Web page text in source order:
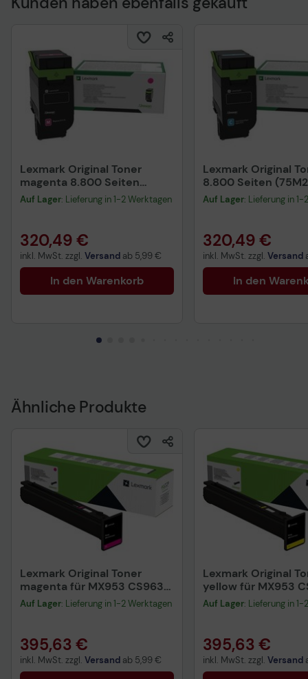
Lexmark Original Toner
magenta 8.800 Seiten
(75M2HM0) für CX532adwe
Auf Lager: Lieferung in 1-2 Werktagen
320,49 €
inkl. MwSt. zzgl. Versand ab 5,99 €
In den Warenkorb
Lexmark Original
8.800 Seiten
CX532adwe
Auf Lager: Lieferung in
320,49 €
inkl. MwSt. zzgl. Versand
In den
Ähnliche Produkte
Lexmark Original Toner
magenta für MX953 CS963
CX96x XC96x
Auf Lager: Lieferung in 1-2 Werktagen
395,63 €
inkl. MwSt. zzgl. Versand ab 5,99 €
Lexmark Original
yellow für MX953
CX96x XC96x
Auf Lager: Lieferung in
395,63 €
inkl. MwSt. zzgl. Versand